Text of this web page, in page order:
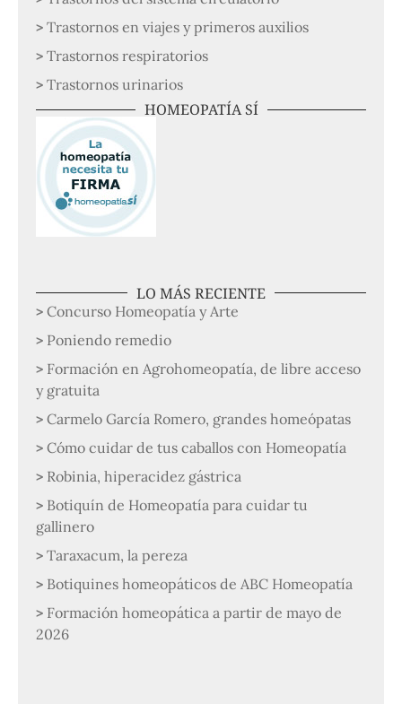
Trastornos en viajes y primeros auxilios
Trastornos respiratorios
Trastornos urinarios
HOMEOPATÍA SÍ
LO MÁS RECIENTE
Concurso Homeopatía y Arte
Poniendo remedio
Formación en Agrohomeopatía, de libre acceso
y gratuita
Carmelo García Romero, grandes homeópatas
Cómo cuidar de tus caballos con Homeopatía
Robinia, hiperacidez gástrica
Botiquín de Homeopatía para cuidar tu
gallinero
Taraxacum, la pereza
Botiquines homeopáticos de ABC Homeopatía
Formación homeopática a partir de mayo de
2026